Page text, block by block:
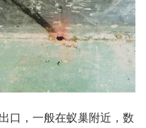
口，一般在蚁巢附近，数